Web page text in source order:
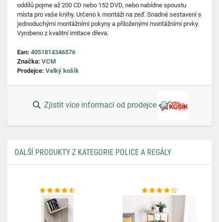
oddílů pojme až 200 CD nebo 152 DVD, nebo nabídne spoustu
místa pro vaše knihy. Určeno k montáži na zeď. Snadné sestavení s
jednoduchými montážními pokyny a přiloženými montážními prvky.
Vyrobeno z kvalitní imitace dřeva.
Ean: 4051814346576
Značka: VCM
Prodejce: Velký košík
Zjistit více informací od prodejce
DALŠÍ PRODUKTY Z KATEGORIE POLICE A REGÁLY